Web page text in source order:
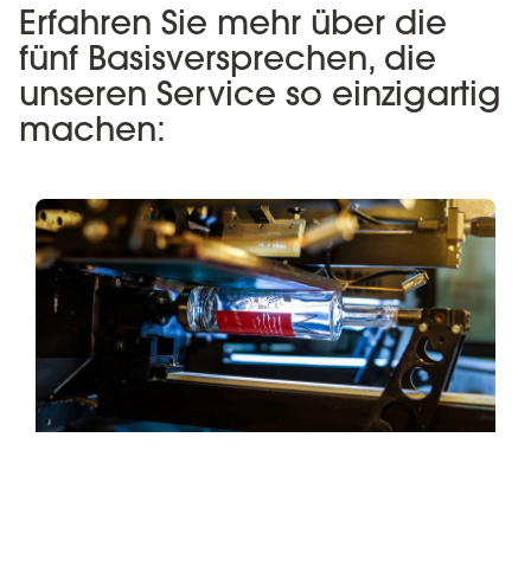
Erfahren Sie mehr über die
fünf Basisversprechen, die
unseren Service so einzigartig
machen: